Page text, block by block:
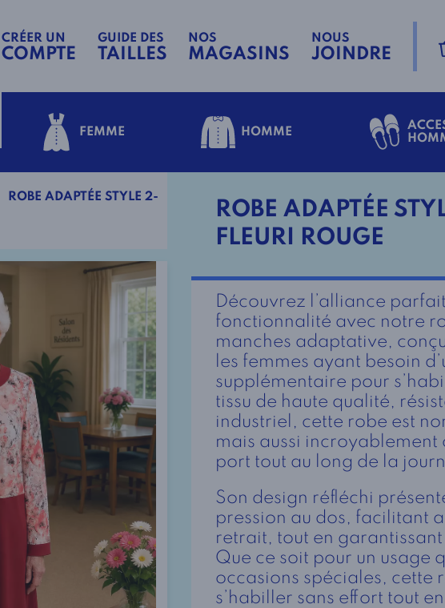
CRÉER UN
COMPTE
GUIDE DES
TAILLES
NOS
MAGASINS
NOUS
JOINDRE
FEMME HOMME
ROBE ADAPTÉE STYLE 2-
ROBE ADAPTÉE
FLEURI ROUGE
Découvrez l’alliance
fonctionnalité avec notre
manches adaptative,
les femmes ayant besoin
supplémentaire pour
tissu de haute qualité,
industriel, cette robe est
mais aussi
port tout au long de la
Son design réfléchi
pression au dos, facilitant
retrait, tout en
Que ce soit pour un usage
occasions spéciales, cette
s’habiller sans effort tout